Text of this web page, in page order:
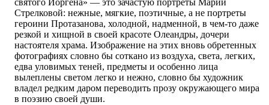
святого Йоргена» — это зачастую портреты Марии
Стрелковой: нежные, мягкие, поэтичные, а не портреты
героини Протазанова, холодной, надменной, в чем-то даже
резкой и хищной в своей красоте Олеандры, дочери
настоятеля храма. Изображение на этих вновь обретенных
фотографиях словно бы соткано из воздуха, света, легких,
едва уловимых теней, предметы и особенно лица
вылеплены светом легко и нежно, словно бы художник
владел редким даром переводить прозу окружающего мира
в поэзию своей души.